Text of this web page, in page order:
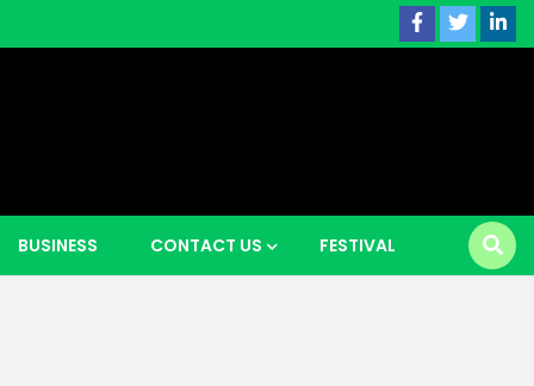
|
BUSINESS CONTACT US FESTIVAL